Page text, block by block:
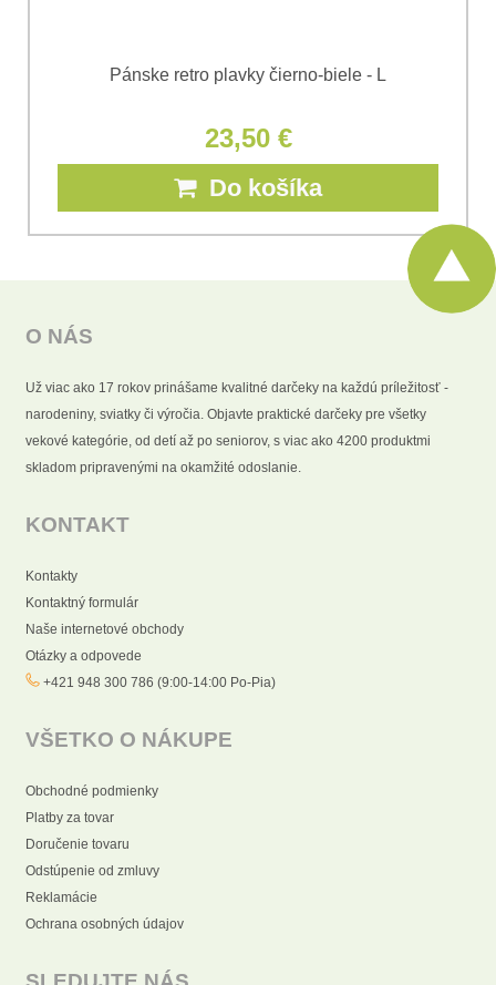
Pánske retro plavky čierno-biele - L
23,50 €
Do košíka
O NÁS
Už viac ako 17 rokov prinášame kvalitné darčeky na každú príležitosť -
narodeniny, sviatky či výročia. Objavte praktické darčeky pre všetky
vekové kategórie, od detí až po seniorov, s viac ako 4200 produktmi
skladom pripravenými na okamžité odoslanie.
KONTAKT
Kontakty
Kontaktný formulár
Naše internetové obchody
Otázky a odpovede
+421 948 300 786 (9:00-14:00 Po-Pia)
VŠETKO O NÁKUPE
Obchodné podmienky
Platby za tovar
Doručenie tovaru
Odstúpenie od zmluvy
Reklamácie
Ochrana osobných údajov